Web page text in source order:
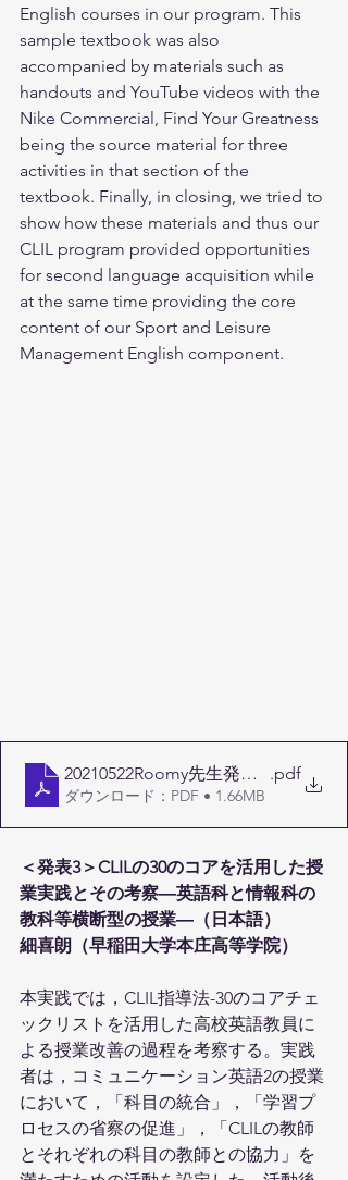
English courses in our program. This
sample textbook was also
accompanied by materials such as
handouts and YouTube videos with the
Nike Commercial, Find Your Greatness
being the source material for three
activities in that section of the
textbook. Finally, in closing, we tried to
show how these materials and thus our
CLIL program provided opportunities
for second language acquisition while
at the same time providing the core
content of our Sport and Leisure
Management English component.
20210522Roomy先生発表資料
.pdf
ダウンロード：PDF • 1.66MB
＜発表3＞CLILの30のコアを活用した授
業実践とその考察―英語科と情報科の
教科等横断型の授業―（日本語）
細喜朗（早稲田大学本庄高等学院）
本実践では，CLIL指導法-30のコアチェ
ックリストを活用した高校英語教員に
よる授業改善の過程を考察する。実践
者は，コミュニケーション英語2の授業
において，「科目の統合」，「学習プ
ロセスの省察の促進」，「CLILの教師
とそれぞれの科目の教師との協力」を